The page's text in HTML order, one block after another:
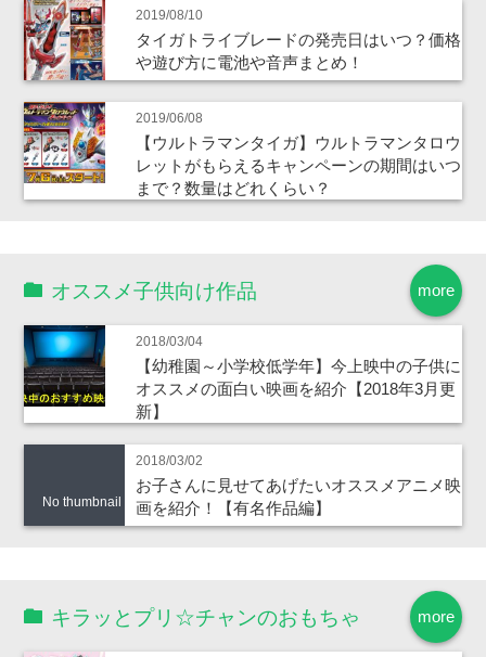
2019/08/10
タイガトライブレードの発売日はいつ？価格
や遊び方に電池や音声まとめ！
2019/06/08
【ウルトラマンタイガ】ウルトラマンタロウ
レットがもらえるキャンペーンの期間はいつ
まで？数量はどれくらい？
more
オススメ子供向け作品
2018/03/04
【幼稚園～小学校低学年】今上映中の子供に
オススメの面白い映画を紹介【2018年3月更
新】
No thumbnail
2018/03/02
お子さんに見せてあげたいオススメアニメ映
画を紹介！【有名作品編】
more
キラッとプリ☆チャンのおもちゃ